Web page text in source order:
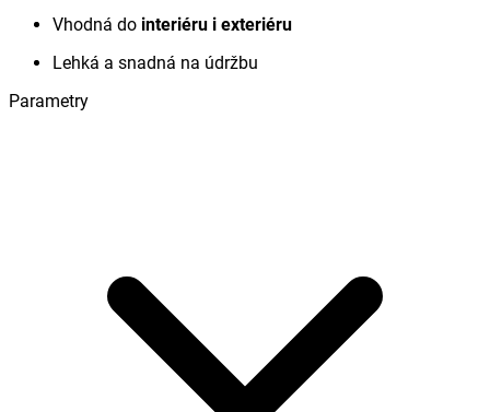
Vhodná do interiéru i exteriéru
Lehká a snadná na údržbu
Parametry